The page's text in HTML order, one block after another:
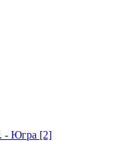
- Югра [2]